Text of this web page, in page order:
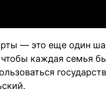
— это еще один
каждая семья